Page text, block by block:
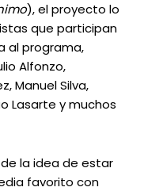
), el proyecto lo
que participan
al programa,
Alfonzo,
Manuel Silva,
Lasarte y muchos
la idea de estar
favorito con